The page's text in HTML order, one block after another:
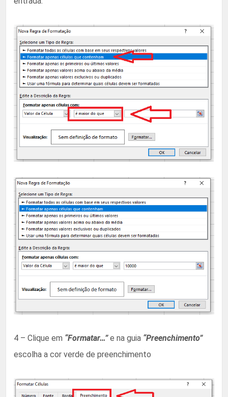
4 – Clique em “Formatar…”e na guia “Preenchimento”
escolha a cor verde de preenchimento